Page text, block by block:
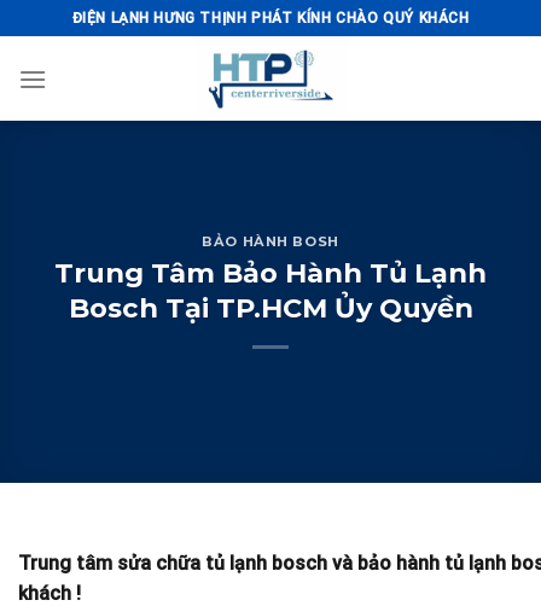
to
content
ĐIỆN LẠNH HƯNG THỊNH PHÁT KÍNH CHÀO QUÝ KHÁCH
BẢO HÀNH BOSH
Trung Tâm Bảo Hành Tủ Lạnh
Bosch Tại TP.HCM Ủy Quyền
Trung tâm sửa chữa tủ lạnh bosch và bảo hành tủ lạnh
khách !